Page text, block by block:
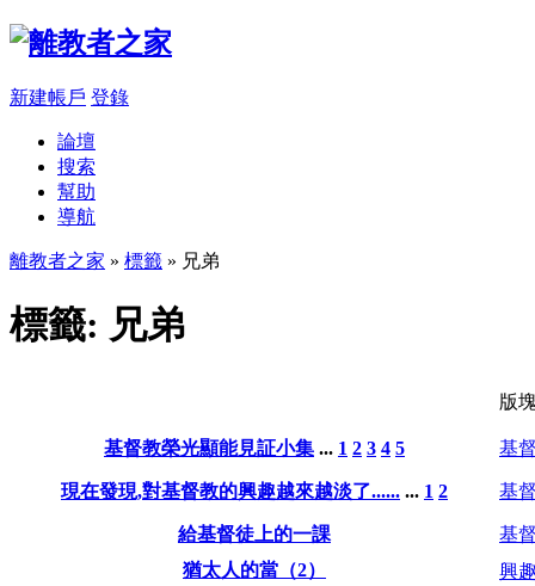
新建帳戶 登錄
論壇
搜索
幫助
導航
離教者之家 » 標籤 » 兄弟
標籤: 兄弟
版
基督教榮光顯能見証小集 ... 1 2 3 4 5 基
現在發現,對基督教的興趣越來越淡了...... ... 1 2 基
給基督徒上的一課
基
猶太人的當（2）
興